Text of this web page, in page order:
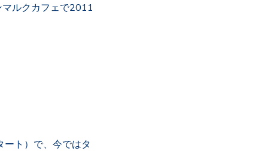
ルクカフェで2011
ト）で、今ではタ